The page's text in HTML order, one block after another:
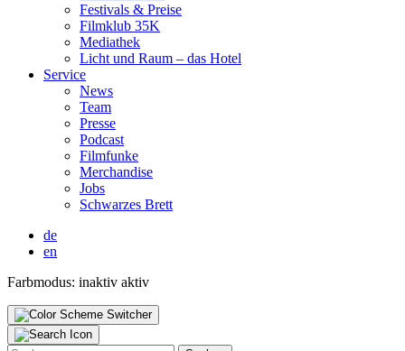
Fes­ti­vals & Prei­se
Film­klub 35K
Media­thek
Licht und Raum – das Hotel
Ser­vice
News
Team
Pres­se
Pod­cast
Film­fun­ke
Mer­chan­di­se
Jobs
Schwar­zes Brett
de
en
Farbmodus: inaktiv aktiv